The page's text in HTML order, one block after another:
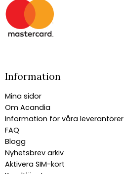
Information
Mina sidor
Om Acandia
Information för våra leverantörer
FAQ
Blogg
Nyhetsbrev arkiv
Aktivera SIM-kort